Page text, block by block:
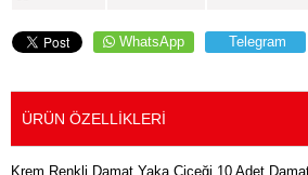
WhatsApp Telegram
ÜRÜN ÖZELLIKLERI
Krem Renkli Damat Yaka Çiçeği 10 Adet